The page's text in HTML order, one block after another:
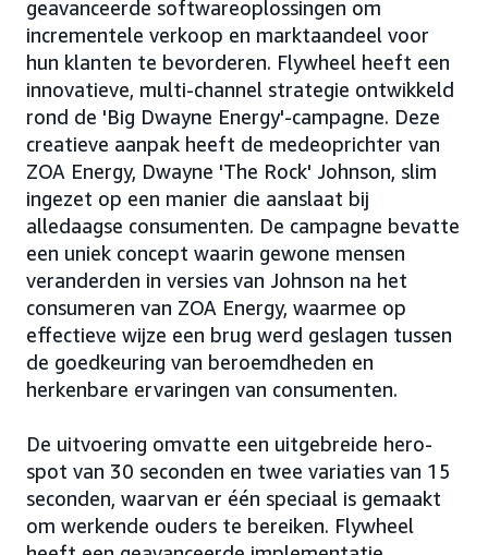
geavanceerde softwareoplossingen om
incrementele verkoop en marktaandeel voor
hun klanten te bevorderen. Flywheel heeft een
innovatieve, multi-channel strategie ontwikkeld
rond de 'Big Dwayne Energy'-campagne. Deze
creatieve aanpak heeft de medeoprichter van
ZOA Energy, Dwayne 'The Rock' Johnson, slim
ingezet op een manier die aanslaat bij
alledaagse consumenten. De campagne bevatte
een uniek concept waarin gewone mensen
veranderden in versies van Johnson na het
consumeren van ZOA Energy, waarmee op
effectieve wijze een brug werd geslagen tussen
de goedkeuring van beroemdheden en
herkenbare ervaringen van consumenten.
De uitvoering omvatte een uitgebreide hero-
spot van 30 seconden en twee variaties van 15
seconden, waarvan er één speciaal is gemaakt
om werkende ouders te bereiken. Flywheel